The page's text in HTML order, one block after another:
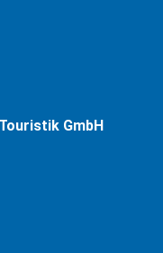
GmbH